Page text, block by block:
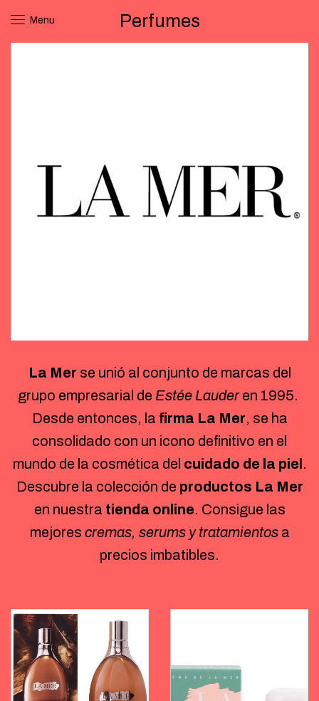
Menu Perfumes
La Mer se unió al conjunto de marcas del
grupo empresarial de Estée Lauderen 1995.
Desde entonces, la firma La Mer, se ha
consolidado con un icono definitivo en el
mundo de la cosmética del cuidado de la piel .
Descubre la colección de productos La Mer
en nuestra tienda online. Consigue las
mejores cremas, serums y tratamientosa
precios imbatibles.